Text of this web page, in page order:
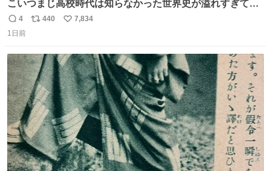
こいつまじ高校時代は知らなかった世界史が溢れすぎてて
𝑩𝑰𝑮 𝑳𝑶𝑽𝑬＿＿
返
信
4
リ
ト
数
440
い
数
7,834
1日前